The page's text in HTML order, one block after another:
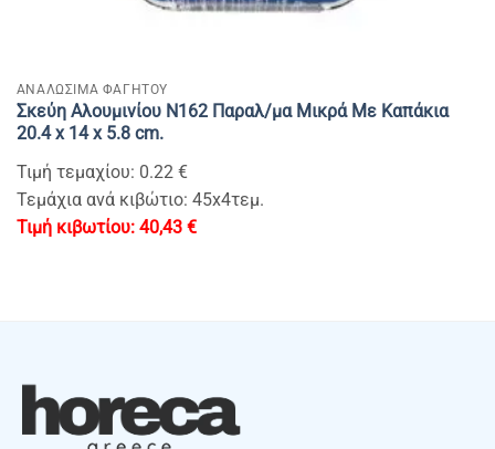
ΑΝΑΛΩΣΙΜΑ ΦΑΓΗΤΟΥ
Σκεύη Αλουμινίου Ν162 Παραλ/μα Μικρά Με Καπάκια
20.4 x 14 x 5.8 cm.
Τιμή τεμαχίου: 0.22 €
Τεμάχια ανά κιβώτιο: 45x4τεμ.
40,43 €